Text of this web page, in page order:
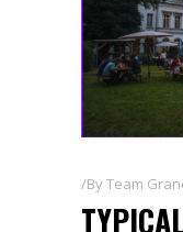
ByTeam